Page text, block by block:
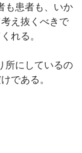
も患者も、いか
え抜くべきで
れる。
所にしているの
である。